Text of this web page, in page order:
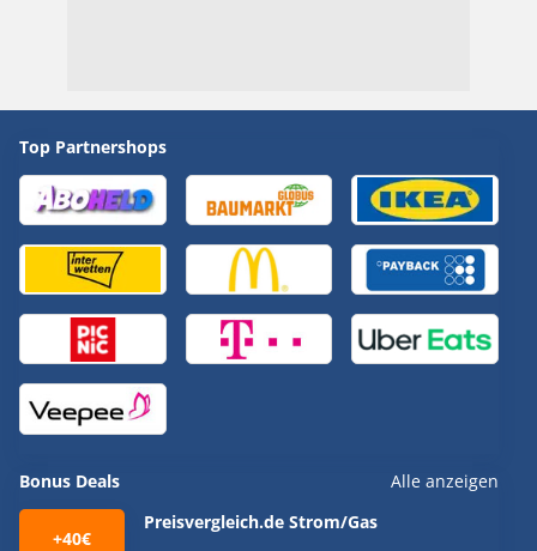
Top Partnershops
Bonus Deals Alle anzeigen
+40€
Preisvergleich.de Strom/Gas